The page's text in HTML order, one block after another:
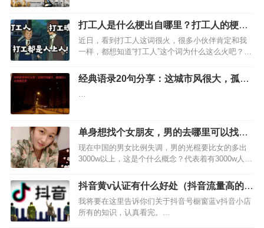
打工人是什么梗出自哪里？打工人的梗为
什么这么火？
近日，看到打工人这词很火，很多小伙伴肯定和我
一样，都想知道“打工人”这个词为什么这么火吧？那
里？这词出自哪里无从考证，不过肯定是某些有头
脑的网友发明的，至于出自哪位网友？我们一起来
了解相关情况吧。…
经典语录20句分享：这城市风很大，孤独
…
单身想找个女朋友，男的去哪里可以找个
女朋友
现在中国的男女比例失调，男的光棍要比女的多出
3000w以上，这是个什么概念？代表着有3000w人是
单身想找个女朋友究竟到哪里找呢？说实话，小编
也是一名单身汉，也正在找女朋友，虽然说，我没
有找到女朋…
抖音黄v认证有什么好处（抖音流量高的是
蓝v和黄v）
我将要在这里告诉你们关于抖音号橱窗蓝v抖音小店
所有的知识，认真看完。…